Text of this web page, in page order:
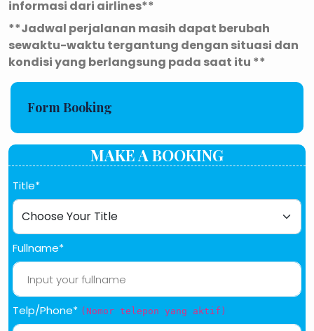
informasi dari airlines**
**Jadwal perjalanan masih dapat berubah
sewaktu-waktu tergantung dengan situasi dan
kondisi yang berlangsung pada saat itu **
Form Booking
MAKE A BOOKING
Title*
Fullname*
Telp/Phone* (Nomor telepon yang aktif)